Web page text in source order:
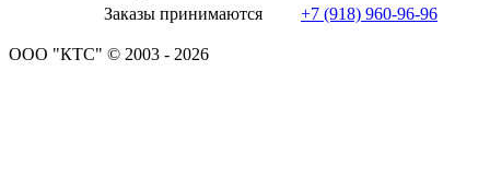
Заказы принимаются
+7 (918) 960-96-96
ООО "КТС" © 2003 - 2026